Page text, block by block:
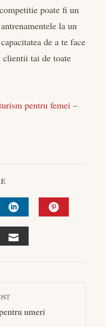
poate fi un
la un
de a te face
clientii tai de toate
pentru femei –
LINKEDIN
umeri